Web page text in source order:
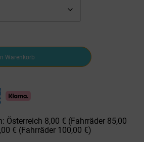
Warenkorb
Österreich 8,00 € (Fahrräder 85,00
€ (Fahrräder 100,00 €)